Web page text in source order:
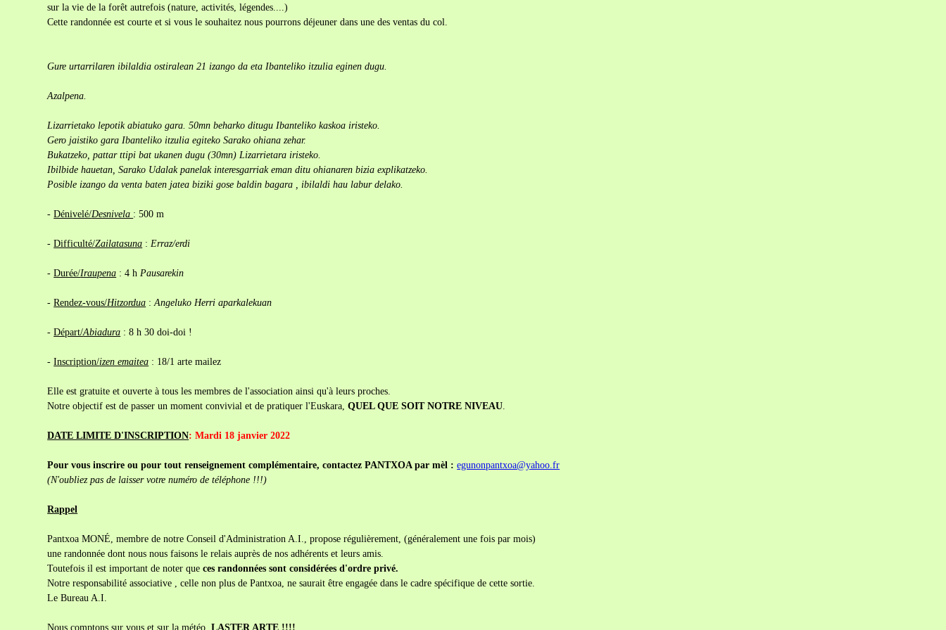
sur la vie de la forêt autrefois (nature, activités, légendes....)
Cette randonnée est courte et si vous le souhaitez nous pourrons déjeuner dans une des ventas du col.
Gure urtarrilaren ibilaldia ostiralean 21 izango da eta Ibanteliko itzulia eginen dugu.
Azalpena.
Lizarrietako lepotik abiatuko gara. 50mn beharko ditugu Ibanteliko kaskoa iristeko.
Gero jaistiko gara Ibanteliko itzulia egiteko Sarako ohiana zehar.
Bukatzeko, pattar ttipi bat ukanen dugu (30mn) Lizarrietara iristeko.
Ibilbide hauetan, Sarako Udalak panelak interesgarriak eman ditu ohianaren bizia explikatzeko.
Posible izango da venta baten jatea biziki gose baldin bagara , ibilaldi hau labur delako.
-Dénivelé/Desnivela : 500 m
-Difficulté/Zailatasuna :Erraz/erdi
-Durée/Iraupena : 4 hPausarekin
-Rendez-vous/Hitzordua :Angeluko Herri aparkalekuan
-Départ/Abiadura : 8 h 30 doi-doi !
-Inscription/izen emaitea : 18/1 arte mailez
Elle est gratuite et ouverte à tous les membres de l'association ainsi qu'à leurs proches.
Notre objectif est de passer un moment convivial et de pratiquer l'Euskara,QUEL QUE SOIT NOTRE NIVEAU.
DATE LIMITE D'INSCRIPTION: Mardi 18 janvier 2022
Pour vous inscrire ou pour tout renseignement complémentaire, contactez PANTXOA par mèl :egunonpantxoa@yahoo.fr
(N'oubliez pas de laisser votre numéro de téléphone !!!)
Rappel
Pantxoa MONÉ, membre de notre Conseil d'Administration A.I., propose régulièrement, (généralement une fois par mois)
une randonnée dont nous nous faisons le relais auprès de nos adhérents et leurs amis.
Toutefois il est important de noter queces randonnées sont considérées d'ordre privé.
Notre responsabilité associative , celle non plus de Pantxoa, ne saurait être engagée dans le cadre spécifique de cette sortie.
Le Bureau A.I.
Nous comptons sur vous et sur la météo,LASTER ARTE !!!!